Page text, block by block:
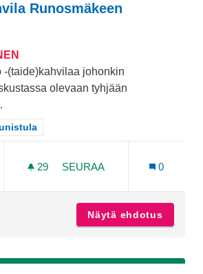
Runosmäkeen
-(taide)kahvilaa johonkin
olevaan tyhjään
mukaan: Runosmäki-Raunistula
29 29 SEURAAJAA
SEURAA
0
Näytä ehdotus